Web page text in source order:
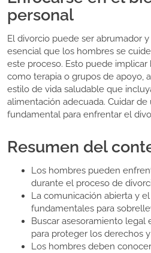
personal
El divorcio puede ser abrumador
esencial que los hombres se
este proceso. Esto puede
como terapia o grupos de apoyo,
estilo de vida saludable que
alimentación adecuada. Cuidar
fundamental para enfrentar el
Resumen del
Los hombres pueden
durante el proceso de
La comunicación abierta y
fundamentales para
Buscar asesoramiento legal
para proteger los derechos
Los hombres deben